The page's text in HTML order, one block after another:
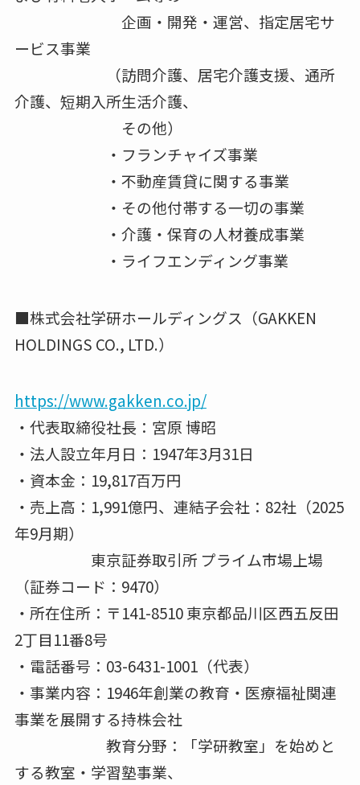
企画・開発・運営、指定居宅サ
ービス事業
（訪問介護、居宅介護⽀援、通所
介護、短期⼊所⽣活介護、
その他）
・フランチャイズ事業
・不動産賃貸に関する事業
・その他付帯する⼀切の事業
・介護・保育の⼈材養成事業
・ライフエンディング事業
■株式会社学研ホールディングス（GAKKEN
HOLDINGS CO., LTD.）
https://www.gakken.co.jp/
・代表取締役社長：宮原 博昭
・法人設立年月日：1947年3月31日
・資本金：19,817百万円
・売上高：1,991億円、連結子会社：82社（2025
年9月期）
東京証券取引所 プライム市場上場
（証券コード：9470）
・所在住所：〒141-8510 東京都品川区西五反田
2丁目11番8号
・電話番号：03-6431-1001（代表）
・事業内容：1946年創業の教育・医療福祉関連
事業を展開する持株会社
教育分野：「学研教室」を始めと
する教室・学習塾事業、